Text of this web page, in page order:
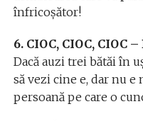
înfricoșător!
6. CIOC, CIOC, CIOC
Dacă auzi trei bătăi în
să vezi cine e, dar nu e
persoană pe care o